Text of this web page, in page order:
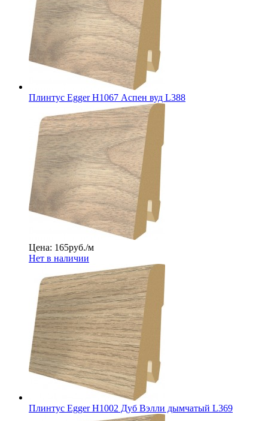
Плинтус Egger Н1067 Аспен вуд L388
Цена: 165руб./м
Нет в наличии
Плинтус Egger Н1002 Дуб Вэлли дымчатый L369